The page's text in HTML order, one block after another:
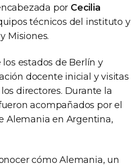
por Cecilia
técnicos del instituto y
Misiones.
estados de Berlín y
docente inicial y visitas
directores. Durante la
acompañados por el
Alemania en Argentina,
cómo Alemania, un